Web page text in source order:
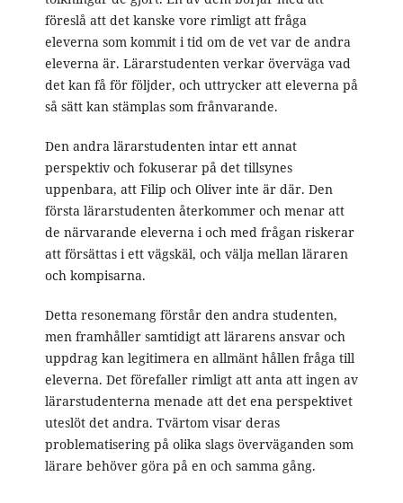
föreslå att det kanske vore rimligt att fråga
eleverna som kommit i tid om de vet var de andra
eleverna är. Lärarstudenten verkar överväga vad
det kan få för följder, och uttrycker att eleverna på
så sätt kan stämplas som frånvarande.
Den andra lärarstudenten intar ett annat
perspektiv och fokuserar på det tillsynes
uppenbara, att Filip och Oliver inte är där. Den
första lärarstudenten återkommer och menar att
de närvarande eleverna i och med frågan riskerar
att försättas i ett vägskäl, och välja mellan läraren
och kompisarna.
Detta resonemang förstår den andra studenten,
men framhåller samtidigt att lärarens ansvar och
uppdrag kan legitimera en allmänt hållen fråga till
eleverna. Det förefaller rimligt att anta att ingen av
lärarstudenterna menade att det ena perspektivet
uteslöt det andra. Tvärtom visar deras
problematisering på olika slags överväganden som
lärare behöver göra på en och samma gång.